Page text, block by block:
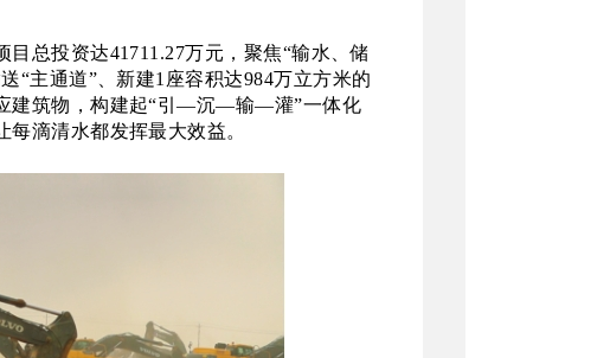
总投资达41711.27万元，聚焦“输水、储
“主通道”、新建1座容积达984万立方米的
建筑物，构建起“引—沉—输—灌”一体化
滴清水都发挥最大效益。